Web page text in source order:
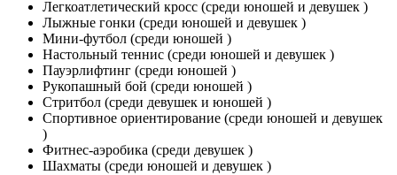
Легкоатлетический кросс (среди юношей и девушек )
Лыжные гонки (среди юношей и девушек )
Мини-футбол (среди юношей )
Настольный теннис (среди юношей и девушек )
Пауэрлифтинг (среди юношей )
Рукопашный бой (среди юношей )
Стритбол (среди девушек и юношей )
Спортивное ориентирование (среди юношей и девушек
)
Фитнес-аэробика (среди девушек )
Шахматы (среди юношей и девушек )